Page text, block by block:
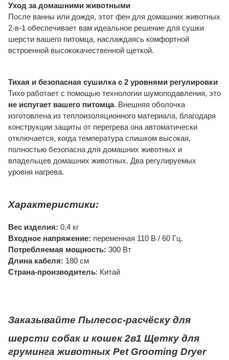
Уход за домашними животными
После ванны или дождя, этот фен для домашних животных
2-в-1 обеспечивает вам идеальное решение для сушки
шерсти вашего питомца, наслаждаясь комфортной
встроенной высококачественной щеткой.
Тихая и безопасная сушилка с 2 уровнями регулировки
Тихо работает с помощью технологии шумоподавления, это
не испугает вашего питомца. Внешняя оболочка
изготовлена ​​из теплоизоляционного материала, благодаря
конструкции защиты от перегрева она автоматически
отключается, когда температура слишком высокая,
полностью безопасна для домашних животных и
владельцев домашних животных. Два регулируемых
уровня нагрева.
Характеристики:
Вес изделия: 0,4 кг
Входное напряжение: переменная 110 В / 60 Гц.
Потребляемая мощность: 300 Вт
Длина кабеля: 180 см
Страна-производитель: Китай
Заказывайте Пылесос-расчёску для
шерсти собак и кошек 2в1 Щетку для
груминга животных Pet Grooming Dryer